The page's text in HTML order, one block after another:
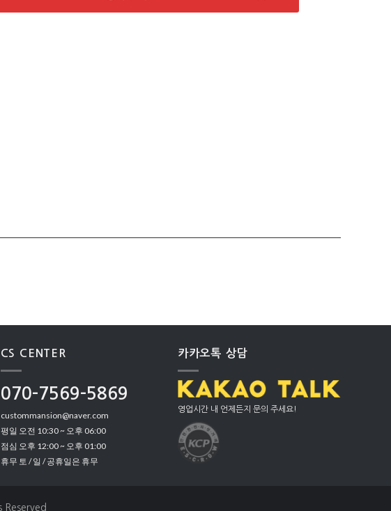
CS CENTER
070-7569-5869
custommansion@naver.com
평일 오전 10:30 ~ 오후 06:00
점심 오후 12:00 ~ 오후 01:00
휴무 토 / 일 / 공휴일은 휴무
카카오톡 상담
영업시간 내 언제든지 문의 주세요!